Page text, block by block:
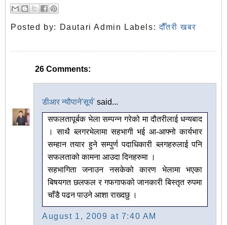
Posted by: Dautari Admin Labels:दौँतरी खबर
26 Comments:
डीआर न्यौपाने'सूर्य' said...
सफलतापूर्बक भेला सम्पन्न गरेको मा दौतरीलाई धन्यबाद
। साथै ब्लगरभेलामा सहभागी भई आ-आफ्नो कार्यभार
सम्हान तयार हुने सम्पुर्ण पदाधिकारी ब्लगहरुलाई पनि
सफलताको कामना आउदा दिनहरुमा ।
सहभागिता जनाउन नसकेको कारण भेलामा भएका
बिषयगत छलफल र गफगाफको जानकारी बिस्तृत रुपमा
चाँडै पढन पाउने आशा राख्दछु ।
August 1, 2009 at 7:40 AM